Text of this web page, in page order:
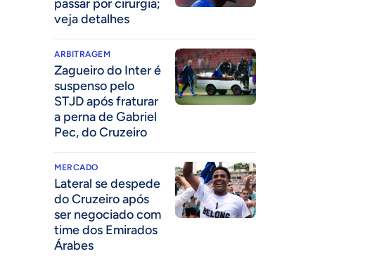
passar por cirurgia;
veja detalhes
ARBITRAGEM
Zagueiro do Inter é
suspenso pelo
STJD após fraturar
a perna de Gabriel
Pec, do Cruzeiro
MERCADO
Lateral se despede
do Cruzeiro após
ser negociado com
time dos Emirados
Árabes